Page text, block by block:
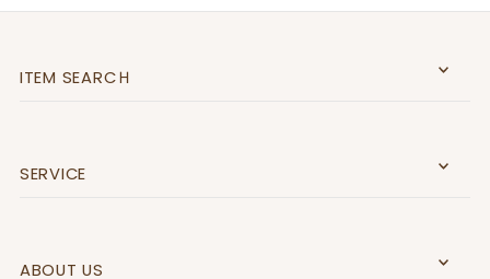
ITEM SEARCＨ
SERVICE
ABOUT US